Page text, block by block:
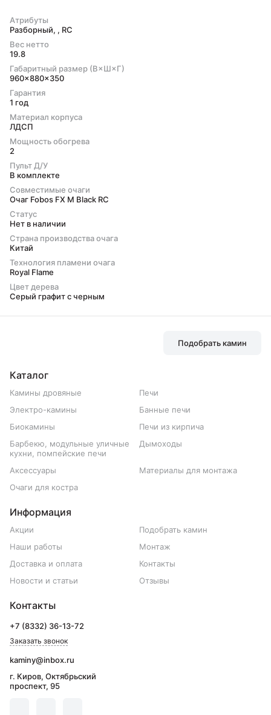
Атрибуты
Разборный, , RC
Вес нетто
19.8
Габаритный размер (В×Ш×Г)
960x880x350
Гарантия
1 год
Материал корпуса
ЛДСП
Мощность обогрева
2
Пульт Д/У
В комплекте
Совместимые очаги
Очаг Fobos FX M Black RC
Статус
Нет в наличии
Страна производства очага
Китай
Технология пламени очага
Royal Flame
Цвет дерева
Серый графит с черным
Подобрать камин
Каталог
Камины дровяные
Печи
Электро-камины
Банные печи
Биокамины
Печи из кирпича
Барбекю, модульные уличные
кухни, помпейские печи
Дымоходы
Аксессуары
Материалы для монтажа
Очаги для костра
Информация
Акции
Подобрать камин
Наши работы
Монтаж
Доставка и оплата
Контакты
Новости и статьи
Отзывы
Контакты
+7 (8332) 36-13-72
Заказать звонок
kaminy@inbox.ru
г. Киров, Октябрьский
проспект, 95